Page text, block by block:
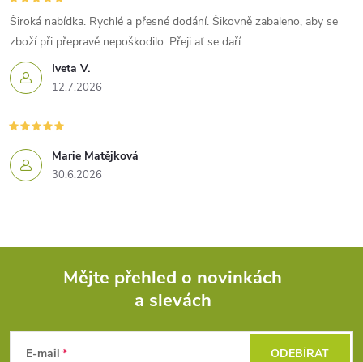
Iveta V.
12.7.2026
Široká nabídka. Rychlé a přesné dodání. Šikovně zabaleno, aby se
zboží při přepravě nepoškodilo. Přeji ať se daří.
Marie Matějková
30.6.2026
Mějte přehled o novinkách
a slevách
E-mail ODEBÍRAT